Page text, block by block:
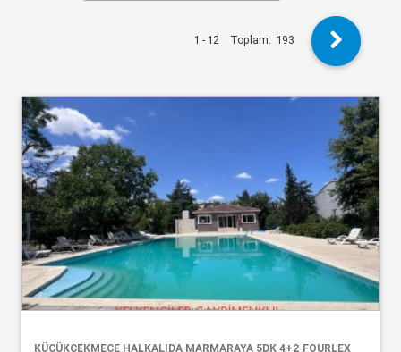
1 - 12 Toplam: 193
KÜÇÜKÇEKMECE HALKALIDA MARMARAYA 5DK 4+2 FOURLEX